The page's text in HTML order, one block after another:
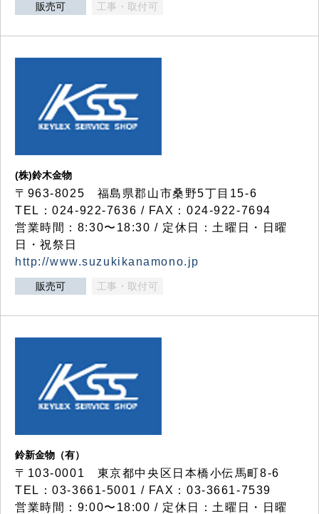
販売可 工事・取付可
(株)鈴木金物
〒963-8025 福島県郡山市桑野5丁目15-6
TEL：024-922-7636 / FAX：024-922-7694
営業時間：8:30〜18:30 / 定休日：土曜日・日曜
日・祝祭日
http://www.suzukikanamono.jp
販売可 工事・取付可
鈴新金物（有）
〒103-0001 東京都中央区日本橋小伝馬町8-6
TEL：03-3661-5001 / FAX：03-3661-7539
営業時間：9:00〜18:00 / 定休日：土曜日・日曜